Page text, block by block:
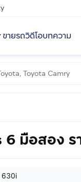
ขายรถวิดีโอบทความ
มือสอง
630i